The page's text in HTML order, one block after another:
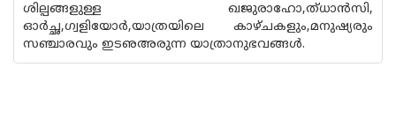
ശില്പങ്ങളുള്ള ഖജുരാഹോ,ത്ധാ‌ന്‍സി,
ഓര്‍ച്ഛ,ഗ്വളിയോര്‍,യാത്രയിലെ കാഴ്ചകളും,മനുഷ്യരും
സഞ്ചാരവും ഇടഌഅരുന്ന യാത്രാനുഭവങ്ങള്‍.